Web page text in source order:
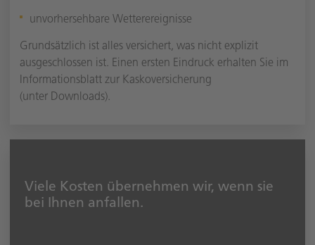
unvorhersehbare Wetterereignisse
Grundsätzlich ist alles versichert, was nicht explizit
ausgeschlossen ist. Einen ersten Eindruck erhalten Sie im
Informationsblatt zur Kaskoversicherung
(unter Downloads).
Viele Kosten übernehmen wir, wenn sie
bei Ihnen anfallen.